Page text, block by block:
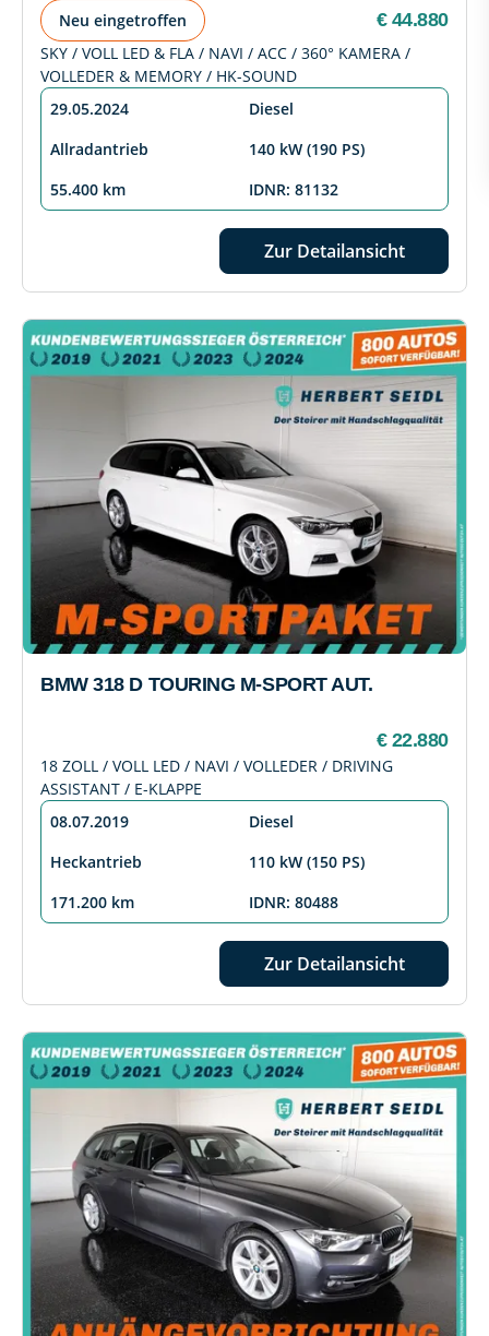
Neu eingetroffen € 44.880
SKY / VOLL LED & FLA / NAVI / ACC / 360° KAMERA /
VOLLEDER & MEMORY / HK-SOUND
29.05.2024
Diesel
Allradantrieb
140 kW (190 PS)
55.400 km
IDNR: 81132
Zur Detailansicht
BMW 318 D TOURING M-SPORT AUT.
€ 22.880
18 ZOLL / VOLL LED / NAVI / VOLLEDER / DRIVING
ASSISTANT / E-KLAPPE
08.07.2019
Diesel
Heckantrieb
110 kW (150 PS)
171.200 km
IDNR: 80488
Zur Detailansicht